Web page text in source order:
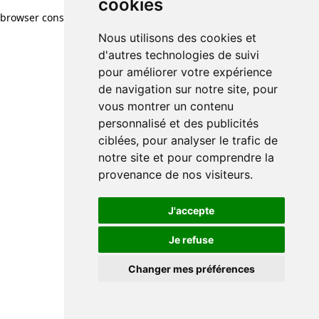
cookies
Nous utilisons des cookies et
d'autres technologies de suivi
pour améliorer votre expérience
de navigation sur notre site, pour
vous montrer un contenu
personnalisé et des publicités
ciblées, pour analyser le trafic de
notre site et pour comprendre la
provenance de nos visiteurs.
J'accepte
Je refuse
Changer mes préférences
browser console for more information)